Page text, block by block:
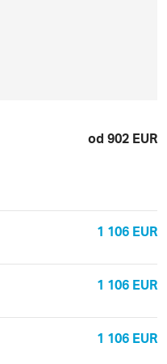
od 902 EUR
1 106 EUR
1 106 EUR
1 106 EUR